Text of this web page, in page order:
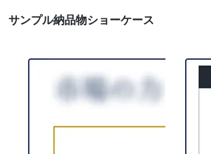
サンプル納品物ショーケース